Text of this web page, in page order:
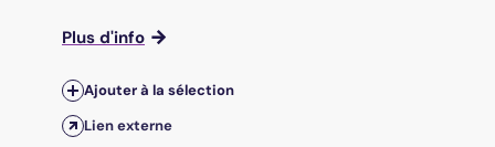
Plus d'info
Ajouter à la sélection
Lien externe